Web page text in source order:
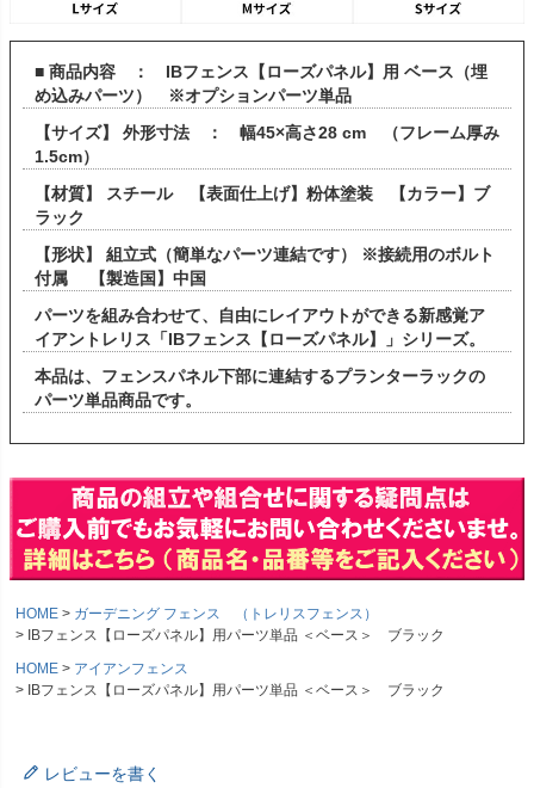
■ 商品内容 ： IBフェンス【ローズパネル】用 ベース（埋
め込みパーツ） ※オプションパーツ単品
【サイズ】 外形寸法 ： 幅45×高さ28 cm （フレーム厚み
1.5cm）
【材質】 スチール 【表面仕上げ】粉体塗装 【カラー】ブ
ラック
【形状】 組立式（簡単なパーツ連結です） ※接続用のボルト
付属 【製造国】中国
パーツを組み合わせて、自由にレイアウトができる新感覚ア
イアントレリス「IBフェンス【ローズパネル】」シリーズ。
本品は、フェンスパネル下部に連結するプランターラックの
パーツ単品商品です。
HOME
ガーデニング フェンス （トレリスフェンス）
IBフェンス【ローズパネル】用パーツ単品 ＜ベース＞ ブラック
HOME
アイアンフェンス
IBフェンス【ローズパネル】用パーツ単品 ＜ベース＞ ブラック
レビューを書く